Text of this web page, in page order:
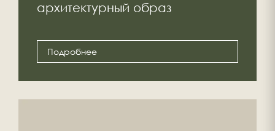
архитектурный образ
Подробнее